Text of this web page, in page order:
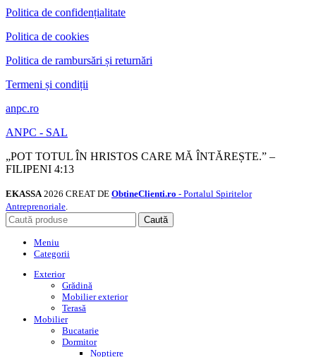
Politica de confidențialitate
Politica de cookies
Politica de rambursări și returnări
Termeni și condiții
anpc.ro
ANPC - SAL
„POT TOTUL ÎN HRISTOS CARE MĂ ÎNTĂREȘTE.” –
FILIPENI 4:13
EKASSA 2026 CREAT DE ObtineClienti.ro - Portalul Spiritelor
Antreprenoriale.
Caută
Meniu
Categorii
Exterior
Grădină
Mobilier exterior
Terasă
Mobilier
Bucatarie
Dormitor
Noptiere